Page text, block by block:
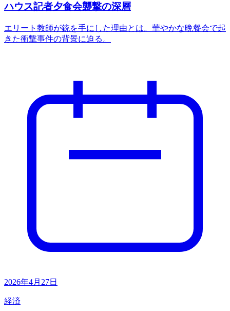
ハウス記者夕食会襲撃の深層
エリート教師が銃を手にした理由とは。華やかな晩餐会で起
きた衝撃事件の背景に迫る。
2026年4月27日
経済